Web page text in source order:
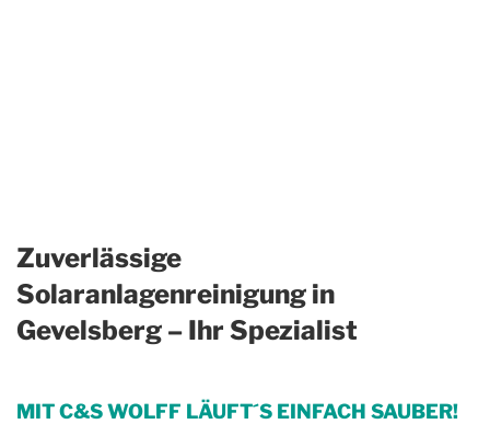
Zuverlässige
Solaranlagenreinigung in
Gevelsberg – Ihr Spezialist
MIT C&S WOLFF LÄUFT´S EINFACH SAUBER!